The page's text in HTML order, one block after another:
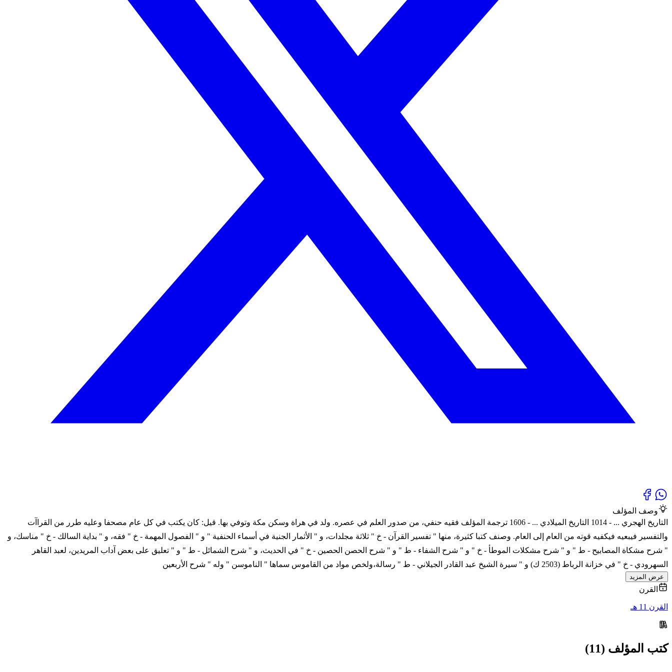
وصف المؤلف
التاريخ الهجري ... - 1014 التاريخ الميلادي ... - 1606 ترجمة المؤلف فقيه حنفي، من صدور العلم في عصره. ولد في هراة وسكن مكة وتوفي بها. قيل: كان يكتب في كل عام مصحفا وعليه طرر من القراآت
والتفسير فيبعيه فيكفيه قوته من العام إلى العام. وصنف كتبا كثيرة، منها " تفسير القرآن - خ " ثلاثة مجلدات، و " الأثمار الجنية في أسماء الحنفية " و " الفصول المهمة - خ " فقه، و " بداية السالك - خ " مناسك، و
" شرح مشكاة المصابيح - ط " و " شرح مشكلات الموطأ - خ " و " شرح الشفاء - ط " و " شرح الحصن الحصين - خ " في الحديث، و " شرح الشمائل - ط " و " تعليق على بعض آداب المريدين، لعبد القاهر
السهرودي - خ " في خزانة الرباط (2503 ك) و " سيرة الشيخ عبد القادر الجيلاني - ط " رسالة،ولخص مواد من القاموس سماها " الناموسن " وله " شرح الأربعين
عرض المزيد
القرن
القرن 11 هـ
كتب المؤلف (11)